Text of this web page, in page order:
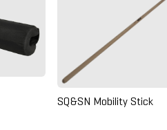
SQ&SN Mobility Stick